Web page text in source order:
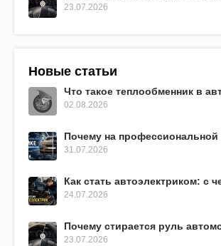
23.07.2026
Новые статьи
Что такое теплообменник в
02.08.2026
Почему на профессиональной
31.07.2026
Как стать автоэлектриком: с
24.07.2026
Почему стирается руль
23.07.2026